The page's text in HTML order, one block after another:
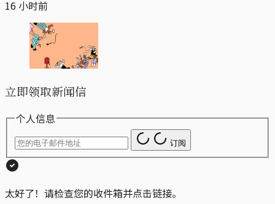
16 小时前
立即领取新闻信
个人信息
订阅
太好了！请检查您的收件箱并点击链接。